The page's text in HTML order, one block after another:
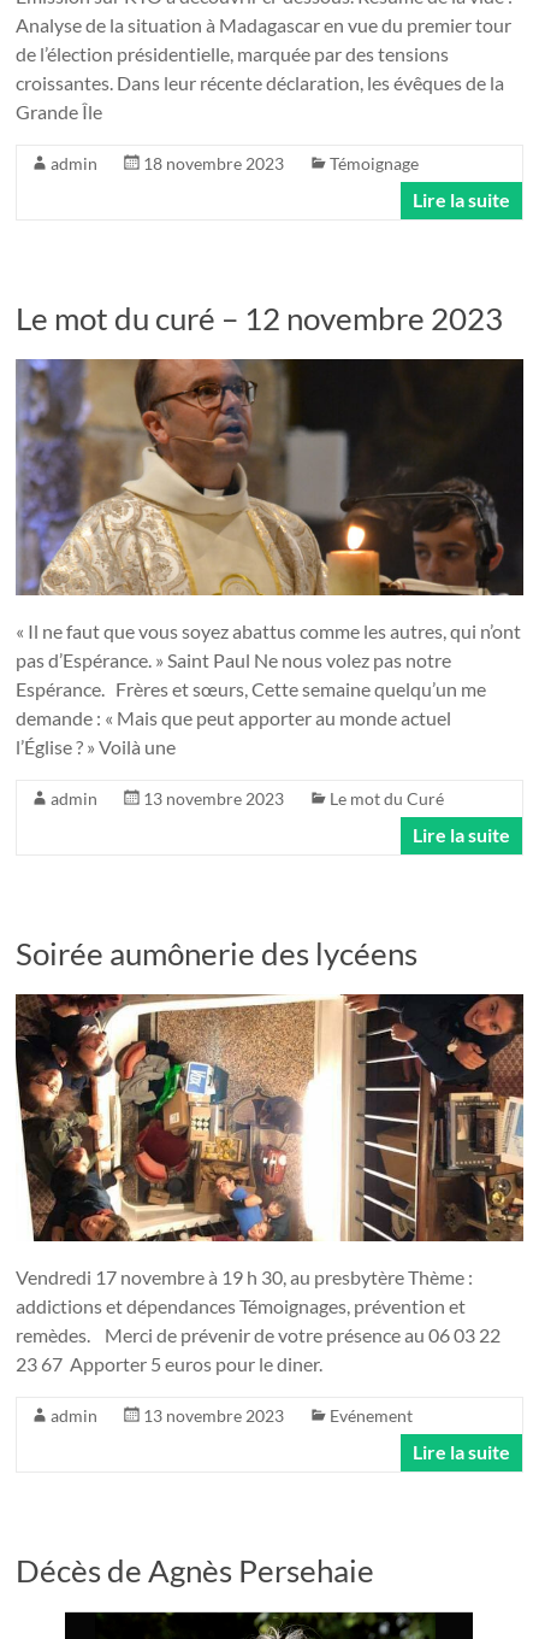
Analyse de la situation à Madagascar en vue du premier tour
de l’élection présidentielle, marquée par des tensions
croissantes. Dans leur récente déclaration, les évêques de la
Grande Île
admin 18 novembre 2023 Témoignage
Lire la suite
Le mot du curé – 12 novembre 2023
« Il ne faut que vous soyez abattus comme les autres, qui n’ont
pas d’Espérance. » Saint Paul Ne nous volez pas notre
Espérance. Frères et sœurs, Cette semaine quelqu’un me
demande : « Mais que peut apporter au monde actuel
l’Église ? » Voilà une
admin 13 novembre 2023 Le mot du Curé
Lire la suite
Soirée aumônerie des lycéens
Vendredi 17 novembre à 19 h 30, au presbytère Thème :
addictions et dépendances Témoignages, prévention et
remèdes. Merci de prévenir de votre présence au 06 03 22
23 67 Apporter 5 euros pour le diner.
admin 13 novembre 2023 Evénement
Lire la suite
Décès de Agnès Persehaie